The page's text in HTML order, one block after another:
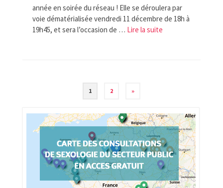
année en soirée du réseau ! Elle se déroulera par
voie dématérialisée vendredi 11 décembre de 18h à
19h45, et sera l’occasion de … Lire la suite­­
Navigation
articles
1 2 »